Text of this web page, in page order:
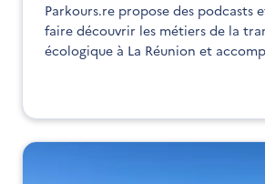
Parkours.re propose des podcasts
faire découvrir les métiers de la
écologique à La Réunion et